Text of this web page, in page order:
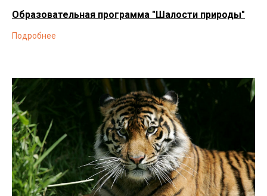
Образовательная программа "Шалости природы"
Подробнее